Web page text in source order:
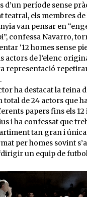
d’un període sense
teatral, els membres de
van pensar en
confessa Navarro,
‘12 homes sense
actors de l’elenc
representació
ha destacat la feina
total de 24 actors que
papers fins els
i ha confessat que
tan gran i
per homes sovint
un equip de